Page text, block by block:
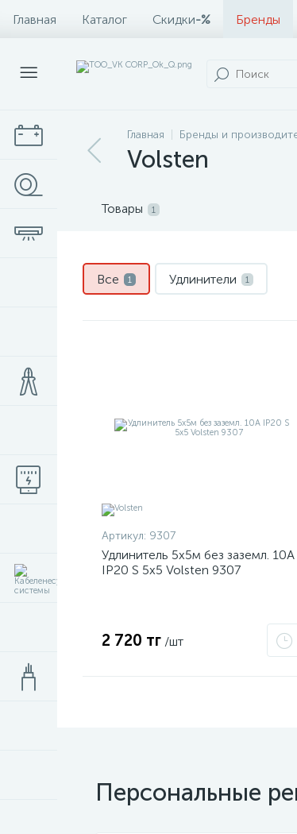
Главная Каталог Скидки-% Бренды
Главная Бренды и
Volsten
Товары 1
Все 1 Удлинители 1
Артикул: 9307
Удлинитель 5х5м без заземл. 10А
IP20 S 5х5 Volsten 9307
2 720 тг /шт
Персональные